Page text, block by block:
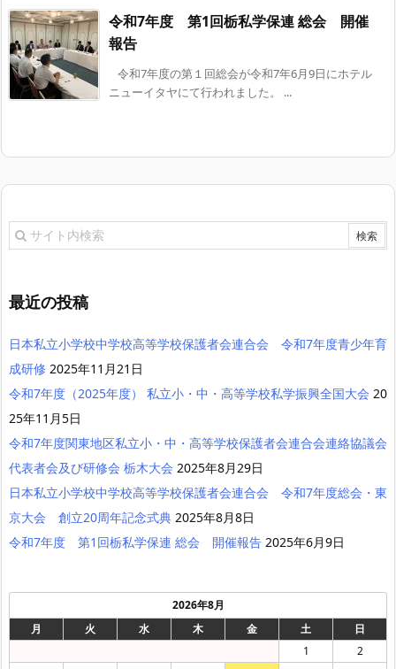
令和7年度 第1回栃私学保連 総会 開催
報告
令和7年度の第１回総会が令和7年6月9日にホテル
ニューイタヤにて行われました。 ...
最近の投稿
日本私立小学校中学校高等学校保護者会連合会 令和7年度青少年育
成研修 2025年11月21日
令和7年度（2025年度） 私立小・中・高等学校私学振興全国大会 20
25年11月5日
令和7年度関東地区私立小・中・高等学校保護者会連合会連絡協議会
代表者会及び研修会 栃木大会 2025年8月29日
日本私立小学校中学校高等学校保護者会連合会 令和7年度総会・東
京大会 創立20周年記念式典 2025年8月8日
令和7年度 第1回栃私学保連 総会 開催報告 2025年6月9日
2026年8月
月
火 水 木 金 土
日
1
2